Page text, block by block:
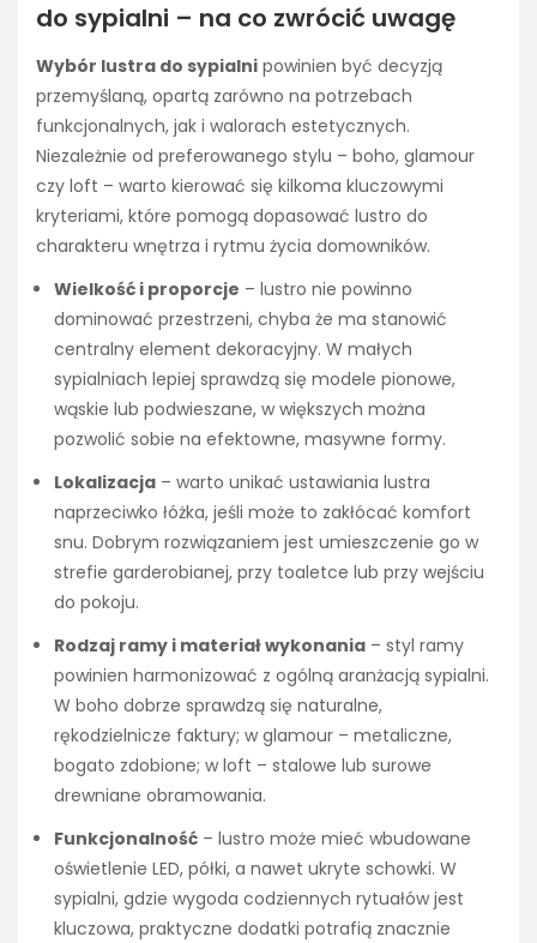
do sypialni – na co zwrócić uwagę
Wybór lustra do sypialni powinien być decyzją
przemyślaną, opartą zarówno na potrzebach
funkcjonalnych, jak i walorach estetycznych.
Niezależnie od preferowanego stylu – boho, glamour
czy loft – warto kierować się kilkoma kluczowymi
kryteriami, które pomogą dopasować lustro do
charakteru wnętrza i rytmu życia domowników.
Wielkość i proporcje – lustro nie powinno
dominować przestrzeni, chyba że ma stanowić
centralny element dekoracyjny. W małych
sypialniach lepiej sprawdzą się modele pionowe,
wąskie lub podwieszane, w większych można
pozwolić sobie na efektowne, masywne formy.
Lokalizacja – warto unikać ustawiania lustra
naprzeciwko łóżka, jeśli może to zakłócać komfort
snu. Dobrym rozwiązaniem jest umieszczenie go w
strefie garderobianej, przy toaletce lub przy wejściu
do pokoju.
Rodzaj ramy i materiał wykonania – styl ramy
powinien harmonizować z ogólną aranżacją sypialni.
W boho dobrze sprawdzą się naturalne,
rękodzielnicze faktury; w glamour – metaliczne,
bogato zdobione; w loft – stalowe lub surowe
drewniane obramowania.
Funkcjonalność – lustro może mieć wbudowane
oświetlenie LED, półki, a nawet ukryte schowki. W
sypialni, gdzie wygoda codziennych rytuałów jest
kluczowa, praktyczne dodatki potrafią znacznie